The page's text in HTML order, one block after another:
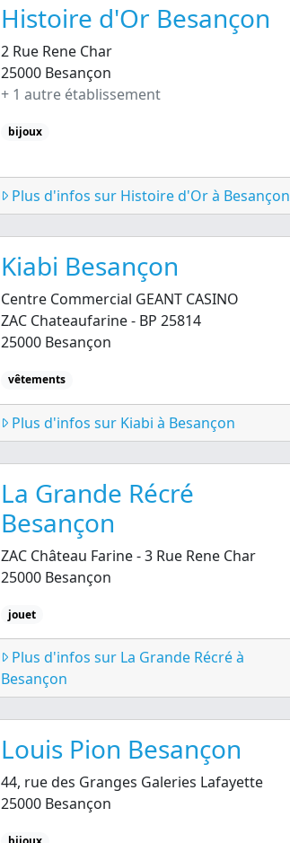
Histoire d'Or Besançon
2 Rue Rene Char
25000 Besançon
+ 1 autre établissement
bijoux
Plus d'infos sur Histoire d'Or à Besançon
Kiabi Besançon
Centre Commercial GEANT CASINO
ZAC Chateaufarine - BP 25814
25000 Besançon
vêtements
Plus d'infos sur Kiabi à Besançon
La Grande Récré
Besançon
ZAC Château Farine - 3 Rue Rene Char
25000 Besançon
jouet
Plus d'infos sur La Grande Récré à
Besançon
Louis Pion Besançon
44, rue des Granges Galeries Lafayette
25000 Besançon